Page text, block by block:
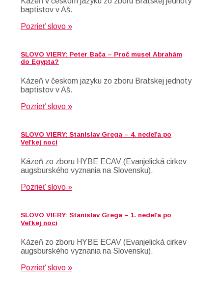
baptistov v Aš.
Pozrieť slovo »
SLOVO VIERY: Peter Bača – Proč musel Abrahám
do Egypta?
Kázeň v českom jazyku zo zboru Bratskej jednoty
baptistov v Aš.
Pozrieť slovo »
SLOVO VIERY: Stanislav Grega – 4. nedeľa po
Veľkej noci
Kázeň zo zboru HYBE ECAV (Evanjelická cirkev
augsburského vyznania na Slovensku).
Pozrieť slovo »
SLOVO VIERY: Stanislav Grega – 1. nedeľa po
Veľkej noci
Kázeň zo zboru HYBE ECAV (Evanjelická cirkev
augsburského vyznania na Slovensku).
Pozrieť slovo »